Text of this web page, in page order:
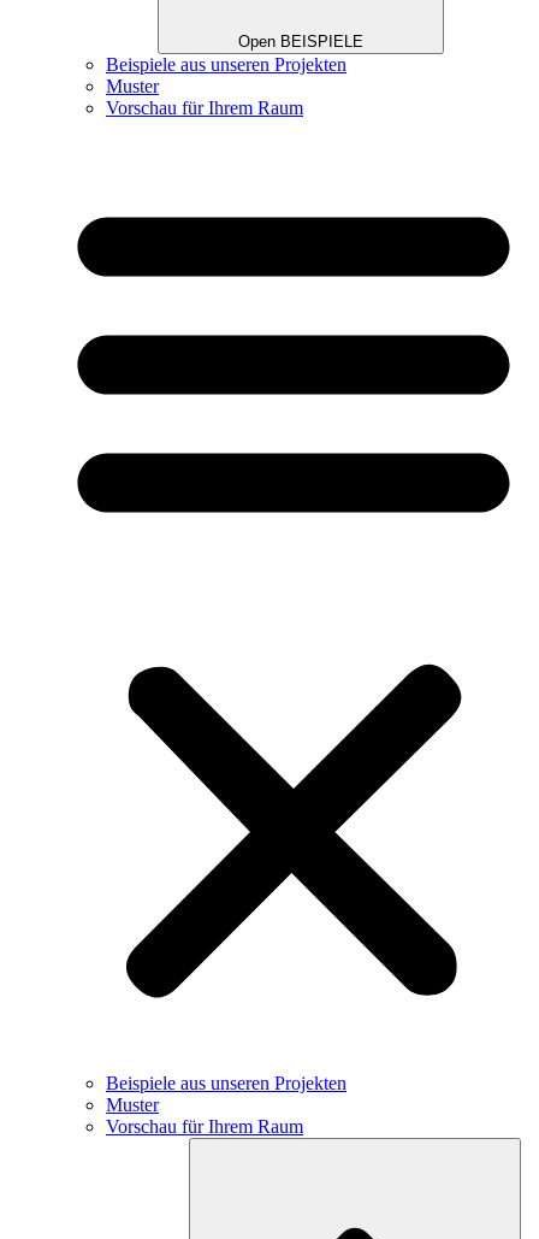
Open BEISPIELE
Beispiele aus unseren Projekten
Muster
Vorschau für Ihrem Raum
Beispiele aus unseren Projekten
Muster
Vorschau für Ihrem Raum